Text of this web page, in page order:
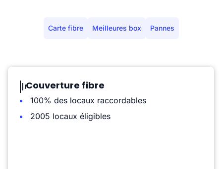
Carte fibre Meilleures box Pannes
Couverture fibre
100% des locaux raccordables
2005 locaux éligibles